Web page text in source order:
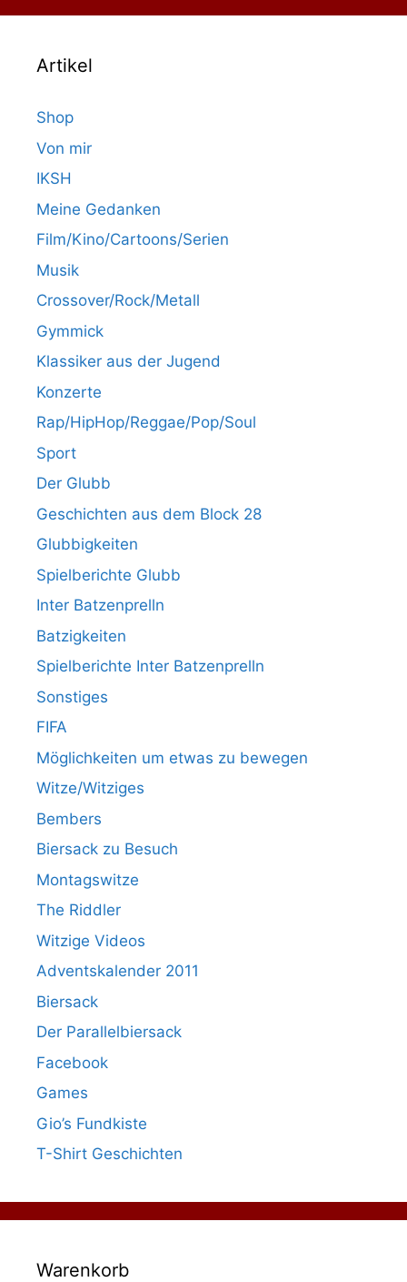
Artikel
Shop
Von mir
IKSH
Meine Gedanken
Film/Kino/Cartoons/Serien
Musik
Crossover/Rock/Metall
Gymmick
Klassiker aus der Jugend
Konzerte
Rap/HipHop/Reggae/Pop/Soul
Sport
Der Glubb
Geschichten aus dem Block 28
Glubbigkeiten
Spielberichte Glubb
Inter Batzenprelln
Batzigkeiten
Spielberichte Inter Batzenprelln
Sonstiges
FIFA
Möglichkeiten um etwas zu bewegen
Witze/Witziges
Bembers
Biersack zu Besuch
Montagswitze
The Riddler
Witzige Videos
Adventskalender 2011
Biersack
Der Parallelbiersack
Facebook
Games
Gio’s Fundkiste
T-Shirt Geschichten
Warenkorb